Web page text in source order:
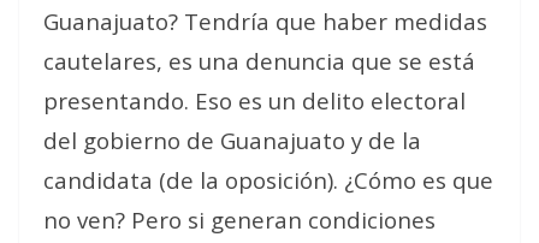
Guanajuato? Tendría que haber medidas
cautelares, es una denuncia que se está
presentando. Eso es un delito electoral
del gobierno de Guanajuato y de la
candidata (de la oposición). ¿Cómo es que
no ven? Pero si generan condiciones